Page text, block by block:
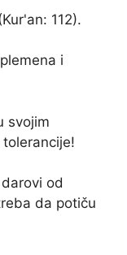
112).
i
svojim
od
da potiču